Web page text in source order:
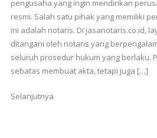
pengusaha yang ingin mendirikan
resmi. Salah satu pihak yang memiliki
ini adalah notaris. Di jasanotaris.co.id,
ditangani oleh notaris yang
seluruh prosedur hukum yang berlaku.
sebatas membuat akta, tetapi juga […]
Selanjutnya